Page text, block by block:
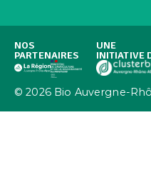
NOS
PARTENAIRES
UNE
INITIATIVE
© 2026 Bio Auvergne-